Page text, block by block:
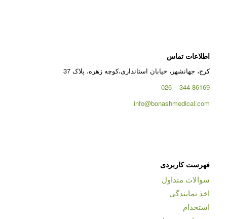
اطلاعات تماس
کرج، جهانشهر، خیابان استانداری،کوچه زهره، پلاک 37
86169 344 – 026
info@bonashmedical.com
فهرست کاربردی
سوالات متداول
اخذ نمایندگی
استخدام